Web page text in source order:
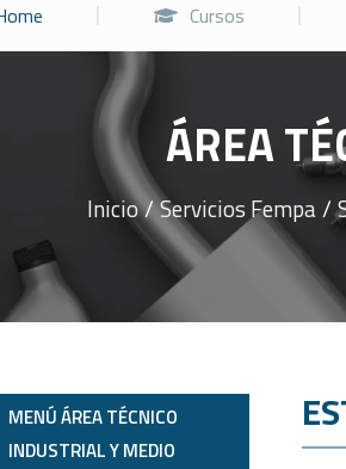
Cursos
ÁREA
Inicio Servicios Fempa
MENÚ ÁREA TÉCNICO
INDUSTRIAL Y MEDIO